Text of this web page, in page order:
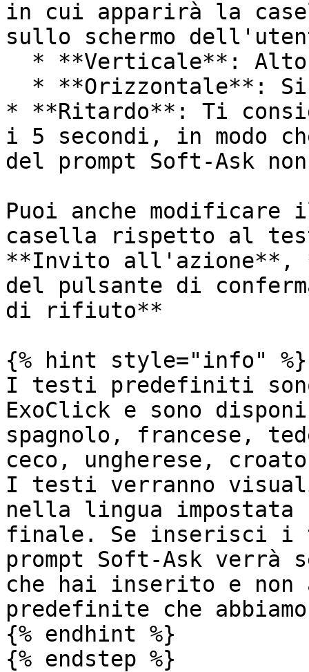
in cui apparirà la
sullo schermo
* **Ritardo**: Ti
i 5 secondi, in modo
del prompt Soft-Ask
Puoi anche
casella rispetto al
**Invito all'azione**,
del pulsante di
di rifiuto**
{% hint style="info" %}
I testi predefiniti
ExoClick e sono
spagnolo, francese,
ceco, ungherese,
I testi verranno
nella lingua
finale. Se inserisci i
prompt Soft-Ask verrà
che hai inserito e
predefinite che
{% endhint %}
{% endstep %}